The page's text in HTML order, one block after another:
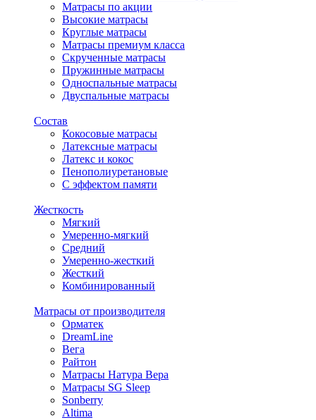
Матрасы по акции
Высокие матрасы
Круглые матрасы
Матрасы премиум класса
Скрученные матрасы
Пружинные матрасы
Односпальные матрасы
Двуспальные матрасы
Состав
Кокосовые матрасы
Латексные матрасы
Латекс и кокос
Пенополиуретановые
С эффектом памяти
Жесткость
Мягкий
Умеренно-мягкий
Средний
Умеренно-жесткий
Жесткий
Комбинированный
Матрасы от производителя
Орматек
DreamLine
Вега
Райтон
Матрасы Натура Вера
Матрасы SG Sleep
Sonberry
Altima